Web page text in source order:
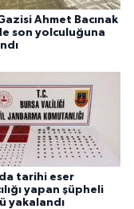
Gazisi Ahmet Bacınak
son yolculuğuna
tarihi eser
yapan şüpheli
yakalandı